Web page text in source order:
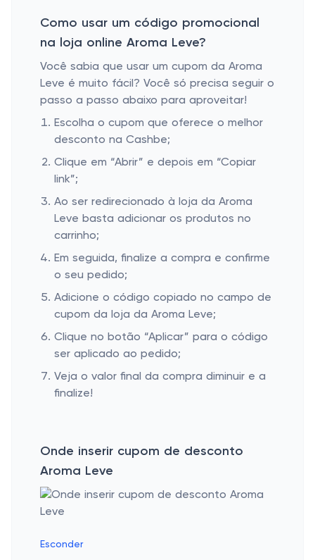
Como usar um código promocional
na loja online Aroma Leve?
Você sabia que usar um cupom da Aroma
Leve é muito fácil? Você só precisa seguir o
passo a passo abaixo para aproveitar!
Escolha o cupom que oferece o melhor
desconto na Cashbe;
Clique em “Abrir” e depois em “Copiar
link”;
Ao ser redirecionado à loja da Aroma
Leve basta adicionar os produtos no
carrinho;
Em seguida, finalize a compra e confirme
o seu pedido;
Adicione o código copiado no campo de
cupom da loja da Aroma Leve;
Clique no botão “Aplicar” para o código
ser aplicado ao pedido;
Veja o valor final da compra diminuir e a
finalize!
Onde inserir cupom de desconto
Aroma Leve
Esconder